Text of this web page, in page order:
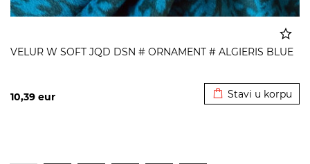
VELUR W SOFT JQD DSN # ORNAMENT # ALGIERIS BLUE
10,39 eur Stavi u korpu